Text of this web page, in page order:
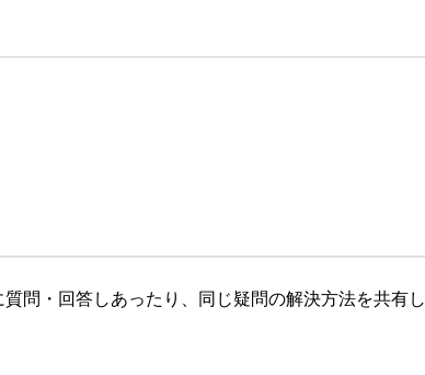
問・回答しあったり、同じ疑問の解決方法を共有